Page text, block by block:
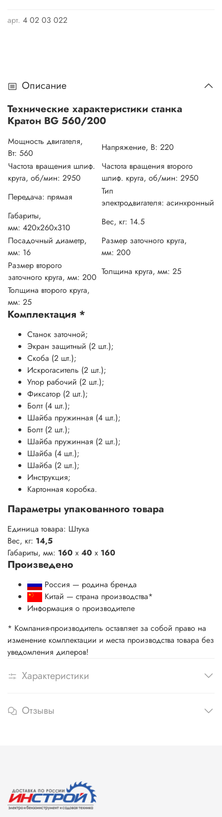
арт. 4 02 03 022
Описание
Технические характеристики станка
Кратон BG 560/200
Мощность двигателя,
Вт: 560
Напряжение, В: 220
Частота вращения шлиф.
круга, об/мин: 2950
Частота вращения второго
шлиф. круга, об/мин: 2950
Передача: прямая
Тип
электродвигателя: асинхронный
Габариты,
мм: 420х260х310
Вес, кг: 14.5
Посадочный диаметр,
мм: 16
Размер заточного круга,
мм: 200
Размер второго
заточного круга, мм: 200
Толщина круга, мм: 25
Толщина второго круга,
мм: 25
Комплектация *
Станок заточной;
Экран защитный (2 шт.);
Скоба (2 шт.);
Искрогаситель (2 шт.);
Упор рабочий (2 шт.);
Фиксатор (2 шт.);
Болт (4 шт.);
Шайба пружинная (4 шт.);
Болт (2 шт.);
Шайба пружинная (2 шт.);
Шайба (4 шт.);
Шайба (2 шт.);
Инструкция;
Картонная коробка.
Параметры упакованного товара
Единица товара: Штука
Вес, кг: 14,5
Габариты, мм: 160 x 40 x 160
Произведено
Россия — родина бренда
Китай — страна производства*
Информация о производителе
* Компания-производитель оставляет за собой право на
изменение комплектации и места производства товара без
уведомления дилеров!
Характеристики
Отзывы